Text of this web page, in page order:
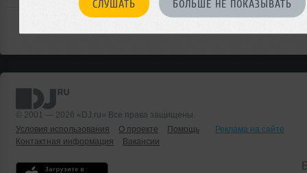
СЛУШАТЬ БОЛЬШЕ НЕ ПОКАЗЫВАТЬ
© 2001 — 2026 «DJ.ru» Все права защищены.
Условия использования
О проекте Помощь
Реклама на сайте
Контактная информация
Вакансии